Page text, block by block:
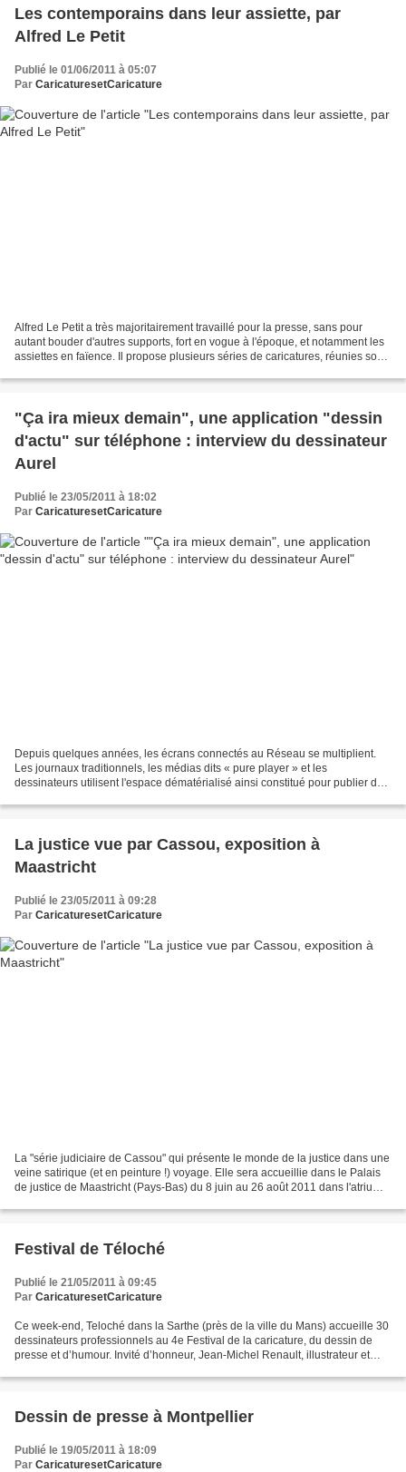
Les contemporains dans leur assiette, par
Alfred Le Petit
Publié le 01/06/2011 à 05:07
Par CaricaturesetCaricature
Alfred Le Petit a très majoritairement travaillé pour la presse, sans pour
autant bouder d'autres supports, fort en vogue à l'époque, et notamment les
assiettes en faïence. Il propose plusieurs séries de caricatures, réunies sous
"Ça ira mieux demain", une application "dessin
d'actu" sur téléphone : interview du dessinateur
Aurel
Publié le 23/05/2011 à 18:02
Par CaricaturesetCaricature
Depuis quelques années, les écrans connectés au Réseau se multiplient.
Les journaux traditionnels, les médias dits « pure player » et les
dessinateurs utilisent l'espace dématérialisé ainsi constitué pour publier du
La justice vue par Cassou, exposition à
Maastricht
Publié le 23/05/2011 à 09:28
Par CaricaturesetCaricature
La "série judiciaire de Cassou" qui présente le monde de la justice dans une
veine satirique (et en peinture !) voyage. Elle sera accueillie dans le Palais
de justice de Maastricht (Pays-Bas) du 8 juin au 26 août 2011 dans l'atrium
Festival de Téloché
Publié le 21/05/2011 à 09:45
Par CaricaturesetCaricature
Ce week-end, Teloché dans la Sarthe (près de la ville du Mans) accueille 30
dessinateurs professionnels au 4e Festival de la caricature, du dessin de
presse et d’humour. Invité d’honneur, Jean-Michel Renault, illustrateur et
Dessin de presse à Montpellier
Publié le 19/05/2011 à 18:09
Par CaricaturesetCaricature